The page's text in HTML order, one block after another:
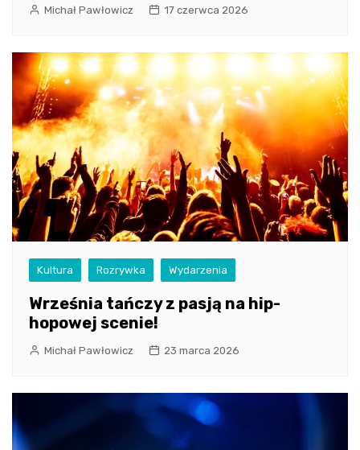
Michał Pawłowicz 17 czerwca 2026
Kultura Rozrywka Wydarzenia
Września tańczy z pasją na hip-
hopowej scenie!
Michał Pawłowicz 23 marca 2026